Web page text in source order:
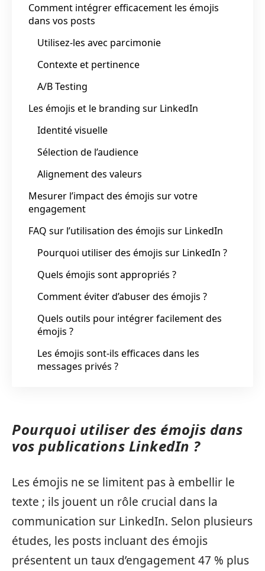
Comment intégrer efficacement les émojis
dans vos posts
Utilisez-les avec parcimonie
Contexte et pertinence
A/B Testing
Les émojis et le branding sur LinkedIn
Identité visuelle
Sélection de l’audience
Alignement des valeurs
Mesurer l’impact des émojis sur votre
engagement
FAQ sur l’utilisation des émojis sur LinkedIn
Pourquoi utiliser des émojis sur LinkedIn ?
Quels émojis sont appropriés ?
Comment éviter d’abuser des émojis ?
Quels outils pour intégrer facilement des
émojis ?
Les émojis sont-ils efficaces dans les
messages privés ?
Pourquoi utiliser des émojis dans
vos publications LinkedIn ?
Les émojis ne se limitent pas à embellir le
texte ; ils jouent un rôle crucial dans la
communication sur LinkedIn. Selon plusieurs
études, les posts incluant des émojis
présentent un taux d’engagement 47 % plus